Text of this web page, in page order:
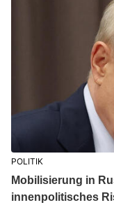
POLITIK
Mobilisierung in
innenpolitisches